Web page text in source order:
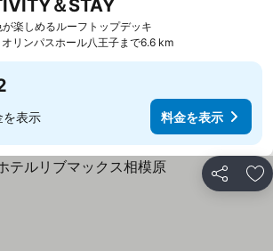
が楽しめるルーフトップデッキ
＆STAY
オリンパスホール八王子まで6.6 km
を表示 料金を表示
シェア お